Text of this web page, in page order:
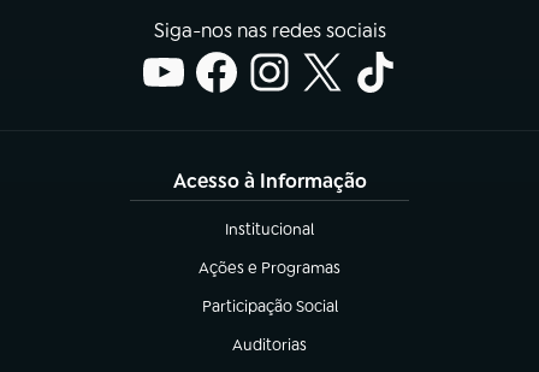
Siga-nos nas redes sociais
Acesso à Informação
Institucional
(abre em nova aba)
Ações e Programas
(abre em nova aba)
Participação Social
(abre em nova aba)
Auditorias
(abre em nova aba)